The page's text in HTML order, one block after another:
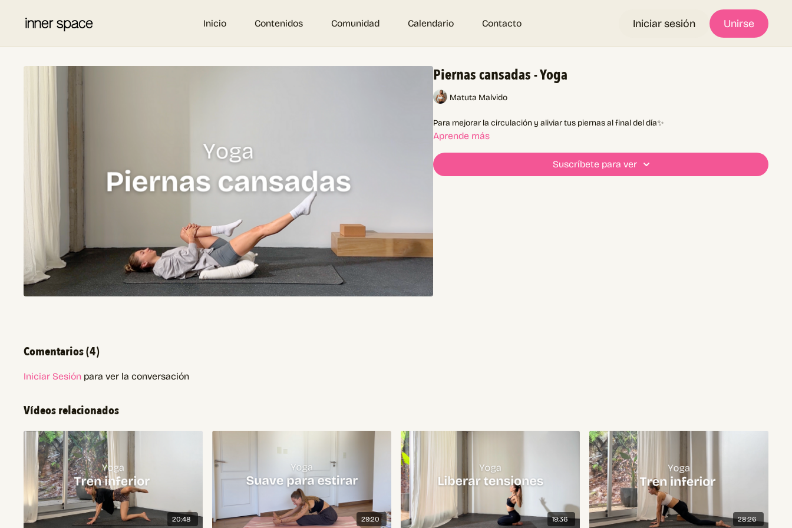
Inicio Contenidos Comunidad Calendario Contacto Iniciar sesión Unirse
Piernas cansadas - Yoga
Matuta Malvido
Para mejorar la circulación y aliviar tus piernas al final del día✨
Aprende más
Suscríbete para ver
Comentarios (4)
Iniciar Sesión para ver la conversación
Vídeos relacionados
20:48 29:20 19:36 28:26